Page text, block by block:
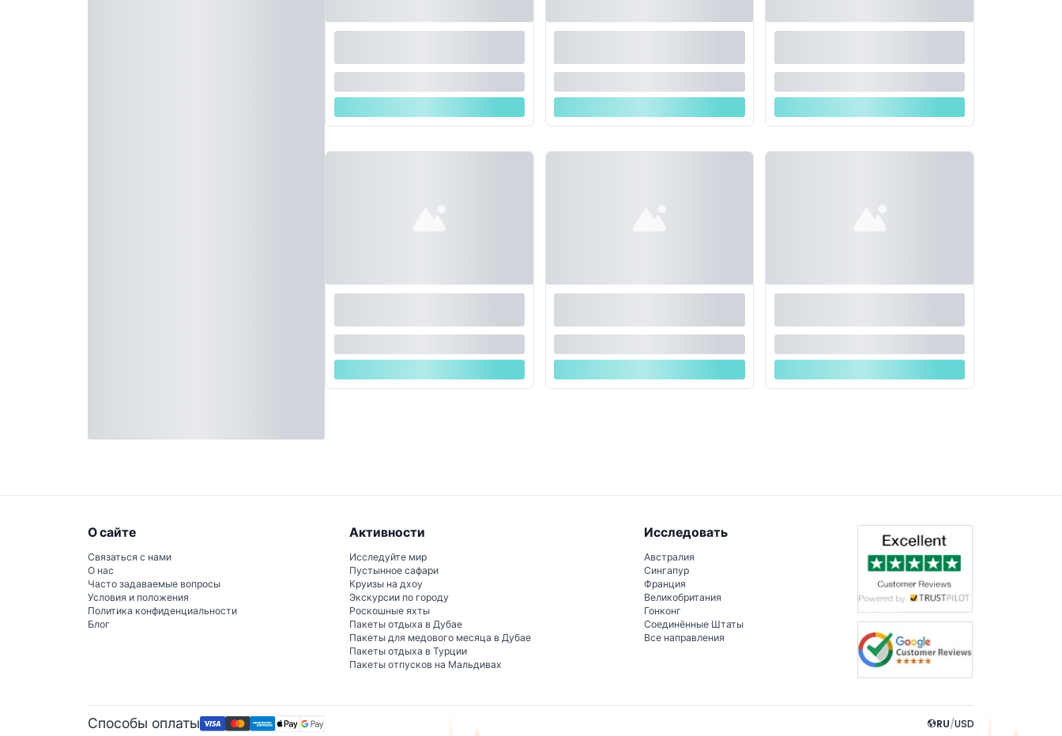
О сайте
Связаться с нами
О нас
Часто задаваемые вопросы
Условия и положения
Политика конфиденциальности
Блог
Активности
Исследуйте мир
Пустынное сафари
Круизы на дхоу
Экскурсии по городу
Роскошные яхты
Пакеты отдыха в Дубае
Пакеты для медового месяца в Дубае
Пакеты отдыха в Турции
Пакеты отпусков на Мальдивах
Исследовать
Австралия
Сингапур
Франция
Великобритания
Гонконг
Соединённые Штаты
Все направления
Способы оплаты RU/USD